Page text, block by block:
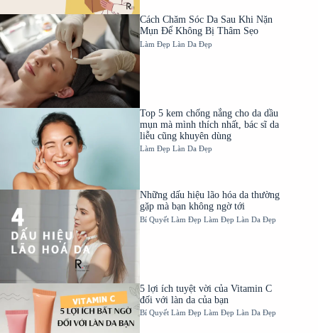
Cách Chăm Sóc Da Sau Khi Nặn
Mụn Để Không Bị Thâm Sẹo
Làm Đẹp Làn Da Đẹp
Top 5 kem chống nắng cho da dầu
mụn mà mình thích nhất, bác sĩ da
liễu cũng khuyên dùng
Làm Đẹp Làn Da Đẹp
Những dấu hiệu lão hóa da thường
gặp mà bạn không ngờ tới
Bí Quyết Làm Đẹp Làm Đẹp Làn Da Đẹp
5 lợi ích tuyệt vời của Vitamin C
đối với làn da của bạn
Bí Quyết Làm Đẹp Làm Đẹp Làn Da Đẹp